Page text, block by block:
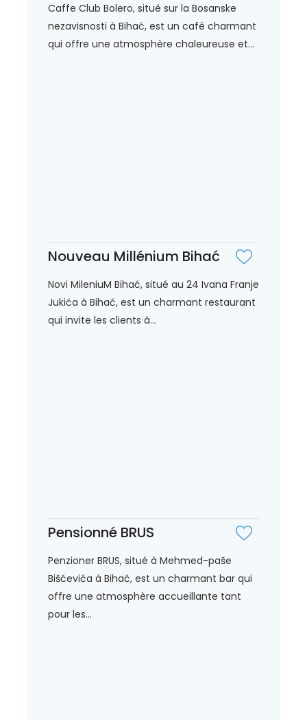
Caffe Club Bolero, situé sur la Bosanske
nezavisnosti à Bihać, est un café charmant
qui offre une atmosphère chaleureuse et...
Nouveau Millénium Bihać
Novi MileniuM Bihać, situé au 24 Ivana Franje
Jukića à Bihać, est un charmant restaurant
qui invite les clients à...
Pensionné BRUS
Penzioner BRUS, situé à Mehmed-paše
Bišćevića à Bihać, est un charmant bar qui
offre une atmosphère accueillante tant
pour les...